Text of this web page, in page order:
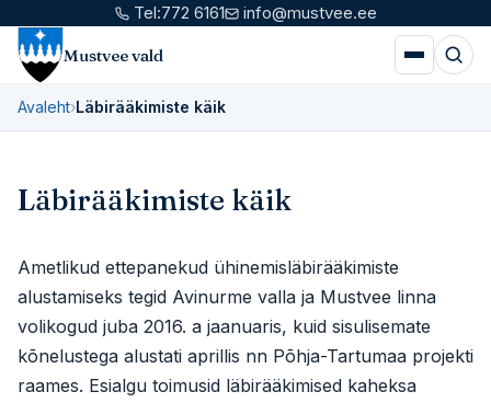
Tel:772 6161 info@mustvee.ee
Mustvee vald
Avaleht›Läbirääkimiste käik
Läbirääkimiste käik
Ametlikud ettepanekud ühinemisläbirääkimiste
alustamiseks tegid Avinurme valla ja Mustvee linna
volikogud juba 2016. a jaanuaris, kuid sisulisemate
kõnelustega alustati aprillis nn Põhja-Tartumaa projekti
raames. Esialgu toimusid läbirääkimised kaheksa